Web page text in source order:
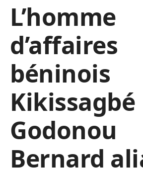
L’homme
d’affaires
béninois
Kikissagbé
Godonou
Bernard